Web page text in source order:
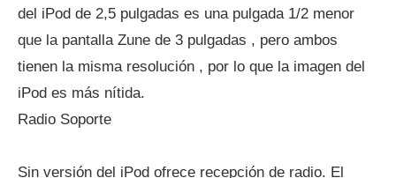
del iPod de 2,5 pulgadas es una pulgada 1/2 menor
que la pantalla Zune de 3 pulgadas , pero ambos
tienen la misma resolución , por lo que la imagen del
iPod es más nítida.
Radio Soporte
Sin versión del iPod ofrece recepción de radio. El